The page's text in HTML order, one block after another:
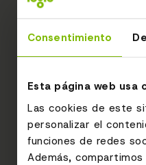
Consentimiento
Esta página web usa
Las cookies de este
personalizar el
funciones de redes
Además,